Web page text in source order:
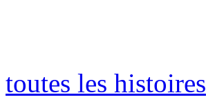
toutes les histoires